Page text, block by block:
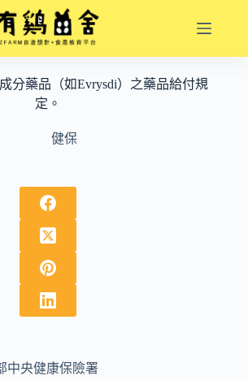
分藥品（如Evrysdi）之藥品給付規
定。
健保
中央健康保險署